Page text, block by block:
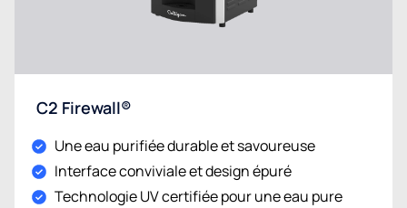
C2 Firewall®
Une eau purifiée durable et savoureuse
Interface conviviale et design épuré
Technologie UV certifiée pour une eau pure